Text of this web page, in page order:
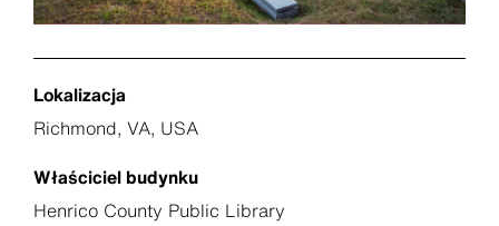
Lokalizacja
Richmond, VA, USA
Właściciel budynku
Henrico County Public Library